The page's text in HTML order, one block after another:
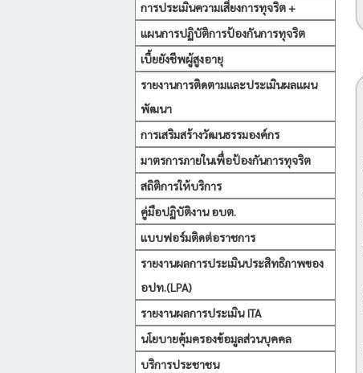
การประเมินความเสี่ยงการทุจริต +
แผนการปฏิบัติการป้องกันการทุจริต
เบี้ยยังชีพผู้สูงอายุ
รายงานการติดตามและประเมินผลแผน
พัฒนา
การเสริมสร้างวัฒนธรรมองค์กร
มาตรการภายในเพื่อป้องกันการทุจริต
สถิติการให้บริการ
คู่มือปฏิบัติงาน อบต.
แบบฟอร์มติดต่อราชการ
รายงานผลการประเมินประสิทธิภาพของ
อปท.(LPA)
รายงานผลการประเมิน ITA
นโยบายคุ้มครองข้อมูลส่วนบุคคล
บริการประชาชน